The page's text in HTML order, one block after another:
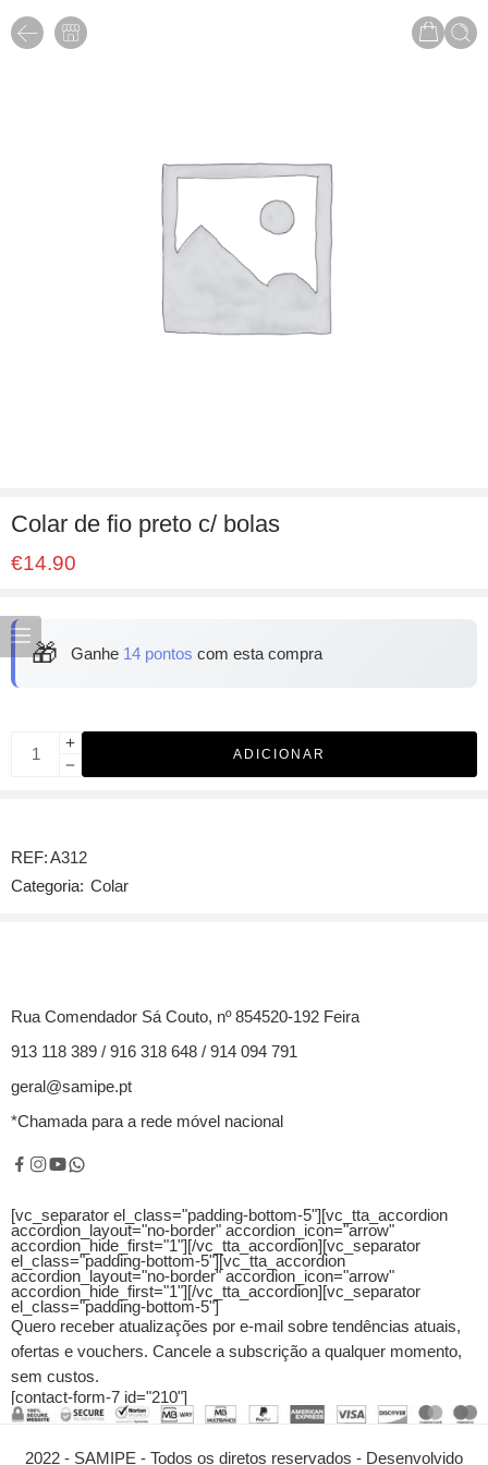
Colar de fio preto c/ bolas
€14.90
🎁 Ganhe 14 pontos com esta compra
ADICIONAR
REF:A312
Categoria: Colar
Rua Comendador Sá Couto, nº 854520-192 Feira
913 118 389 / 916 318 648 / 914 094 791
geral@samipe.pt
*Chamada para a rede móvel nacional
[vc_separator el_class="padding-bottom-5"][vc_tta_accordion
accordion_layout="no-border" accordion_icon="arrow"
accordion_hide_first="1"] [/vc_tta_accordion][vc_separator
el_class="padding-bottom-5"][vc_tta_accordion
accordion_layout="no-border" accordion_icon="arrow"
accordion_hide_first="1"] [/vc_tta_accordion][vc_separator
el_class="padding-bottom-5"]
Quero receber atualizações por e-mail sobre tendências atuais,
ofertas e vouchers. Cancele a subscrição a qualquer momento,
sem custos.
[contact-form-7 id="210"]
2022 - SAMIPE - Todos os diretos reservados - Desenvolvido